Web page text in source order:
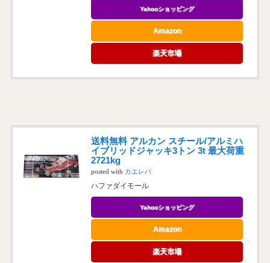
Yahooショッピング
Amazon
楽天市場
送料無料 アルカン スチール/アルミハ
イブリッドジャッキ3トン 3t 最大荷重
2721kg
posted with カエレバ
ハファダイモール
Yahooショッピング
Amazon
楽天市場